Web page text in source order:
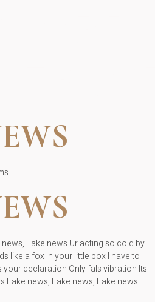
news, Fake news Ur acting so cold by
like a fox In your little box I have to
declaration Only fals vibration Its
Fake news, Fake news, Fake news